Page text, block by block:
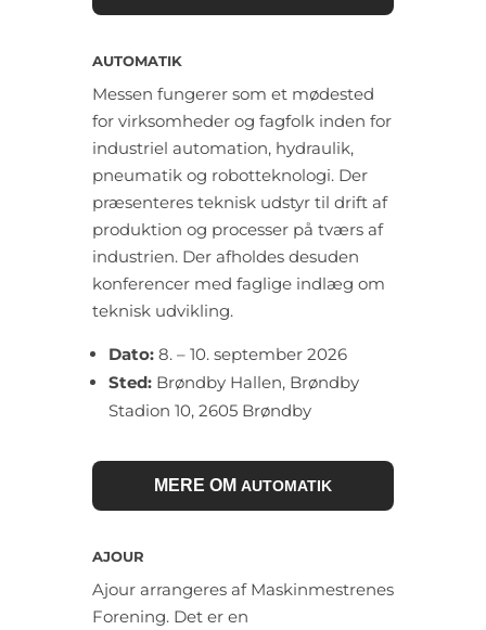
AUTOMATIK
Messen fungerer som et mødested
for virksomheder og fagfolk inden for
industriel automation, hydraulik,
pneumatik og robotteknologi. Der
præsenteres teknisk udstyr til drift af
produktion og processer på tværs af
industrien. Der afholdes desuden
konferencer med faglige indlæg om
teknisk udvikling.
Dato:8. – 10. september 2026
Sted:Brøndby Hallen, Brøndby
Stadion 10, 2605 Brøndby
MERE OM AUTOMATIK
AJOUR
Ajour arrangeres af Maskinmestrenes
Forening. Det er en